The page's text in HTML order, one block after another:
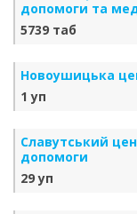
допомоги та
5739 таб
Новоушицька
1 уп
Славутський
допомоги
29 уп